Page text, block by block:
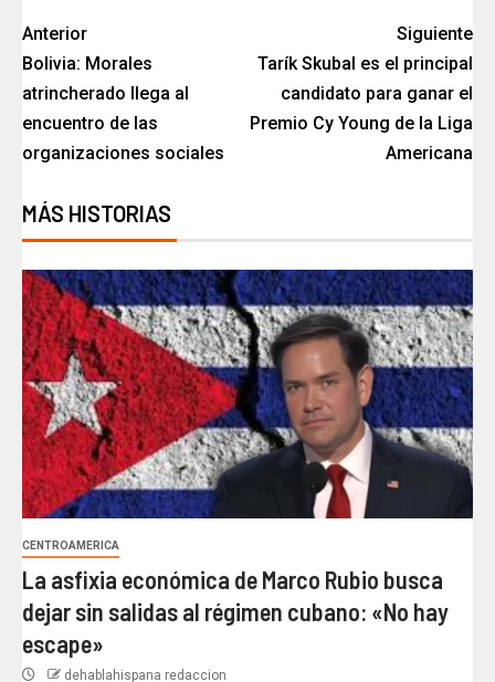
Anterior
Bolivia: Morales
atrincherado llega al
encuentro de las
organizaciones sociales
Siguiente
Tarík Skubal es el principal
candidato para ganar el
Premio Cy Young de la Liga
Americana
MÁS HISTORIAS
CENTROAMERICA
La asfixia económica de Marco Rubio busca
dejar sin salidas al régimen cubano: «No hay
escape»
dehablahispana redaccion